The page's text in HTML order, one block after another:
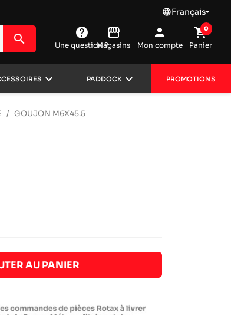
languageFrançais
search help
Une question ?
storefront
Magasins
person
Mon compte
shopping_cart
Panier
0
keyboard_arrow_down PADDOCKkeyboard_arrow_down PROMOTIONS
GOUJON M6X45.5
AU PANIER